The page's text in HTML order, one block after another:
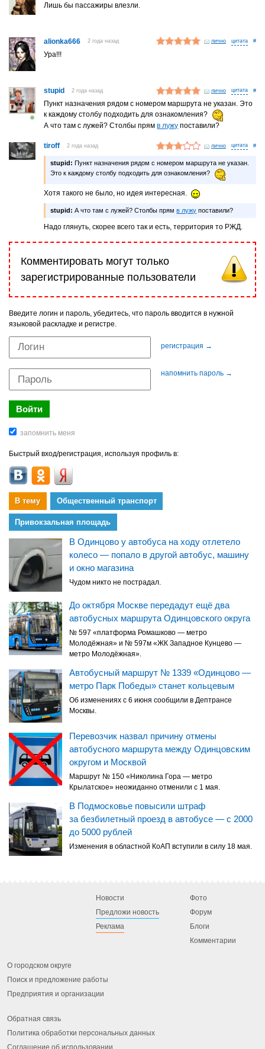
Лишь бы пассажиры влезли.
alionka666 2 года назад лично #
Ура!!!
stupid 2 года назад лично #
Пункт назначения рядом с номером маршрута не указан. Это
к каждому столбу подходить для ознакомления?
А что там с лужей? Столбы прямв лужу поставили?
tiroff 2 года назад лично #
stupid: Пункт назначения рядом с номером маршрута не указан.
Это к каждому столбу подходить для ознакомления?
Хотя такого не было, но идея интересная.
stupid: А что там с лужей? Столбы прямв лужу поставили?
Надо глянуть, скорее всего так и есть, территория то РЖД.
Комментировать могут только
зарегистрированные пользователи
Введите логин и пароль, убедитесь, что пароль вводится в нужной
языковой раскладке и регистре.
регистрация →
напомнить пароль →
Быстрый вход/регистрация, используя профиль в:
В тему Общественный транспорт
Привокзальная площадь
В Одинцово у автобуса на ходу отлетело
колесо — попало в другой автобус, машину
и окно магазина
Чудом никто не пострадал.
До октября Москве передадут ещё два
автобусных маршрута Одинцовского округа
№ 597 «платформа Ромашково — метро
Молодёжная» и № 597м «ЖК Западное Кунцево —
метро Молодёжная».
Автобусный маршрут № 1339 «Одинцово —
метро Парк Победы» станет кольцевым
Об изменениях с 6 июня сообщили в Дептрансе
Москвы.
Перевозчик назвал причину отмены
автобусного маршрута между Одинцовским
округом и Москвой
Маршрут № 150 «Николина Гора — метро
Крылатское» неожиданно отменили с 1 мая.
В Подмосковье повысили штраф
за безбилетный проезд в автобусе — с 2000
до 5000 рублей
Изменения в областной КоАП вступили в силу 18 мая.
Новости
Предложи новость
Реклама
Фото
Форум
Блоги
Комментарии
О городском округе
Поиск и предложение работы
Предприятия и организации
Обратная связь
Политика обработки персональных данных